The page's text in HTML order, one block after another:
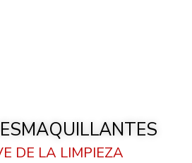
DE LA LIMPIEZA